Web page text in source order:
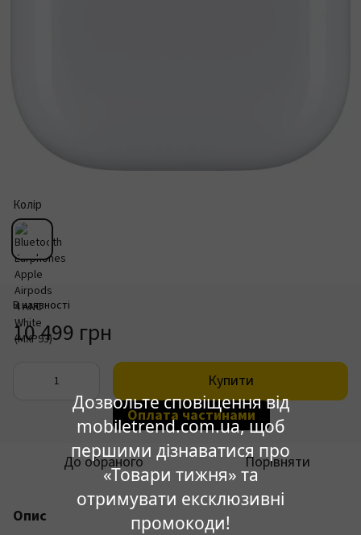
Дозвольте сповіщення від
mobiletrend.com.ua, щоб
першими дізнаватися про
«Товари тижня» та
отримувати ексклюзивні
промокоди!
Колір
В наявності
10 499 грн
Купити
Оплата частинами
До обраного Порівняти
Опис